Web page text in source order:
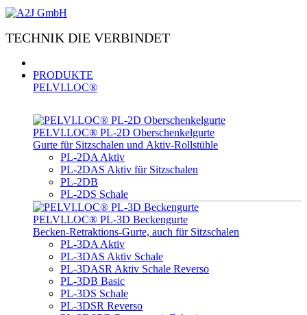
TECHNIK DIE VERBINDET
PRODUKTE
PELVI.LOC®
PELVI.LOC® PL-­2D Oberschenkelgurte
Gurte für Sitzschalen und Aktiv-Rollstühle
PL-2DA Aktiv
PL-2DAS Aktiv für Sitzschalen
PL-2DB
PL-2DS Schale
PELVI.LOC® PL-3D Beckengurte
Becken-Retraktions-Gurte, auch für Sitzschalen
PL-3DA Aktiv
PL-3DAS Aktiv Schale
PL-3DASR Aktiv Schale Reverso
PL-3DB Basic
PL-3DS Schale
PL-3DSR Reverso